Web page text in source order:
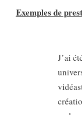
Exemples de
J’ai